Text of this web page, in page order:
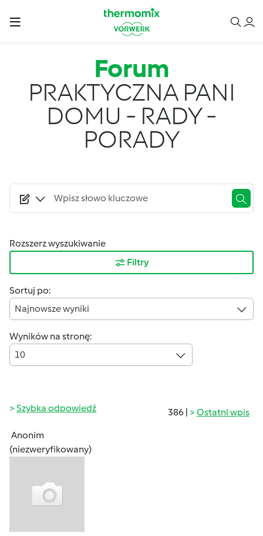
Forum
PRAKTYCZNA PANI
DOMU - RADY -
PORADY
Rozszerz wyszukiwanie
Filtry
Sortuj po:
Najnowsze wyniki
Wyników na stronę:
10
386 | Ostatni wpis
Szybka odpowiedź
Anonim
(niezweryfikowany)